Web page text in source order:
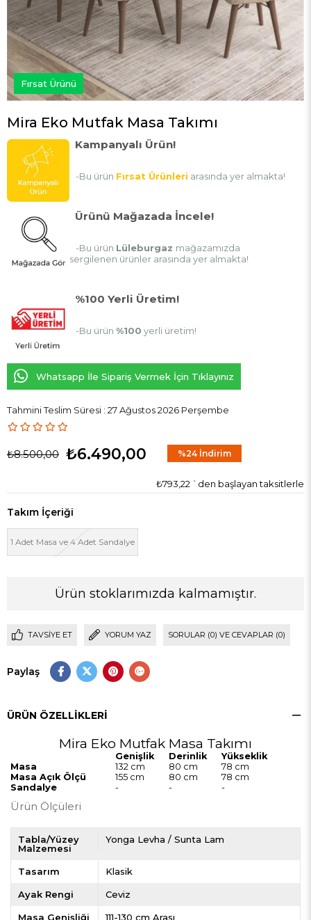
Fırsat Ürünü
Mira Eko Mutfak Masa Takımı
Kampanyalı Ürün!
-Bu ürün Fırsat Ürünleri arasında yer almakta!
Ürünü Mağazada İncele!
-Bu ürün Lüleburgaz mağazamızda
sergilenen ürünler arasında yer almakta!
%100 Yerli Üretim!
-Bu ürün %100 yerli üretim!
Whatsapp İle Sipariş Vermek İçin Tıklayınız
Tahmini Teslim Süresi : 27 Ağustos 2026 Perşembe
₺8.500,00 ₺6.490,00 %24 İndirim
₺793,22 `den başlayan taksitlerle
Takım İçeriği
1 Adet Masa ve 4 Adet Sandalye
Ürün stoklarımızda kalmamıştır.
TAVSIYE ET YORUM YAZ SORULAR (0) VE CEVAPLAR (0)
Paylaş
ÜRÜN ÖZELLIKLERI
Mira Eko Mutfak Masa Takımı
Ürün Ölçüleri
Genişlik Derinlik
Yükseklik
Masa
132 cm 80 cm
78 cm
Masa Açık Ölçü
155 cm 80 cm
78 cm
Sandalye
- - -
Tabla/Yüzey
Malzemesi
Yonga Levha / Sunta Lam
Tasarım Klasik
Ayak Rengi Ceviz
Masa Genişliği 111-130 cm Arası